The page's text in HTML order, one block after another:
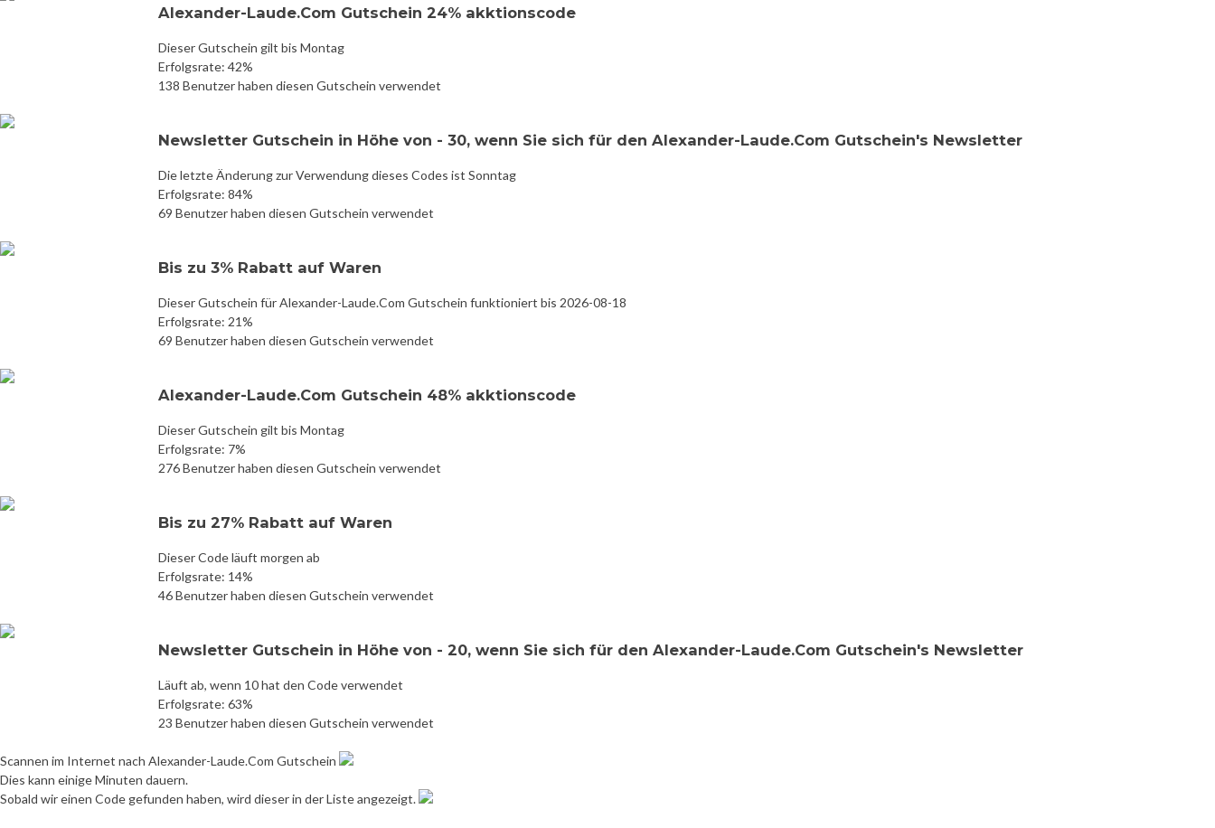
Alexander-Laude.Com Gutschein 24% akktionscode
Dieser Gutschein gilt bis Montag
Erfolgsrate: 42%
138 Benutzer haben diesen Gutschein verwendet
Newsletter Gutschein in Höhe von - 30, wenn Sie sich für den Alexander-Laude.Com Gutschein's Newsletter
Die letzte Änderung zur Verwendung dieses Codes ist Sonntag
Erfolgsrate: 84%
69 Benutzer haben diesen Gutschein verwendet
Bis zu 3% Rabatt auf Waren
Dieser Gutschein für Alexander-Laude.Com Gutschein funktioniert bis 2026-08-18
Erfolgsrate: 21%
69 Benutzer haben diesen Gutschein verwendet
Alexander-Laude.Com Gutschein 48% akktionscode
Dieser Gutschein gilt bis Montag
Erfolgsrate: 7%
276 Benutzer haben diesen Gutschein verwendet
Bis zu 27% Rabatt auf Waren
Dieser Code läuft morgen ab
Erfolgsrate: 14%
46 Benutzer haben diesen Gutschein verwendet
Newsletter Gutschein in Höhe von - 20, wenn Sie sich für den Alexander-Laude.Com Gutschein's Newsletter
Läuft ab, wenn 10 hat den Code verwendet
Erfolgsrate: 63%
23 Benutzer haben diesen Gutschein verwendet
Scannen im Internet nach Alexander-Laude.Com Gutschein
Dies kann einige Minuten dauern.
Sobald wir einen Code gefunden haben, wird dieser in der Liste angezeigt.